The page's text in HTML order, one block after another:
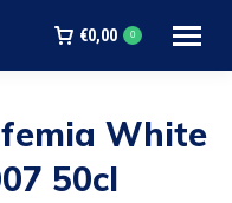
€0,00 0
White
50cl